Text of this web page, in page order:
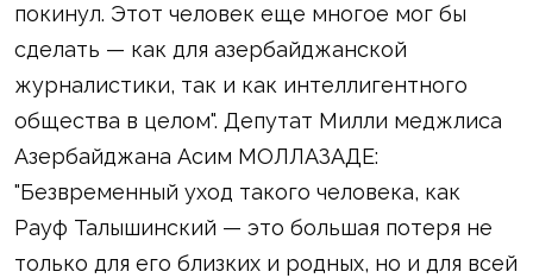
покинул. Этот человек еще многое мог бы
сделать — как для азербайджанской
журналистики, так и как интеллигентного
общества в целом". Депутат Милли меджлиса
Азербайджана Асим МОЛЛАЗАДЕ:
"Безвременный уход такого человека, как
Рауф Талышинский — это большая потеря не
только для его близких и родных, но и для всей